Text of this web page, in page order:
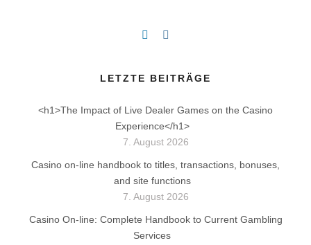
LETZTE BEITRÄGE
<h1>The Impact of Live Dealer Games on the Casino
Experience</h1>
7. August 2026
Casino on-line handbook to titles, transactions, bonuses,
and site functions
7. August 2026
Casino On-line: Complete Handbook to Current Gambling
Services